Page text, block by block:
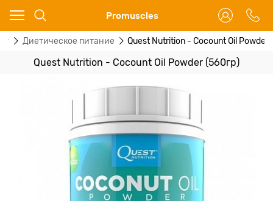
Promuscles
Диетическое питание Quest Nutrition - Cocount Oil Powder
Quest Nutrition - Cocount Oil Powder (560гр)
Ваш город - Москва,
угадали?
ДА НЕТ